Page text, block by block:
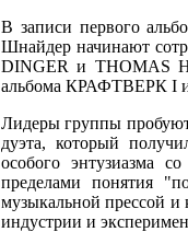
В записи первого
Шнайдер начинают
DINGER и THOMAS
альбома КРАФТВЕРК I
Лидеры группы
дуэта, который
особого энтузиазма
пределами понятия
музыкальной прессой
индустрии и